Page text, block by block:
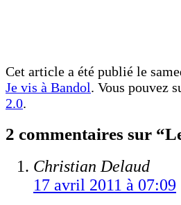
Cet article a été publié le
Je vis à Bandol. Vous pouvez
2.0.
2 commentaires sur
Christian Delaud
17 avril 2011 à 07:09